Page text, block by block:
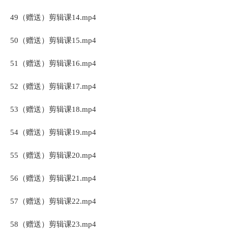
49（赠送）剪辑课14.mp4
50（赠送）剪辑课15.mp4
51（赠送）剪辑课16.mp4
52（赠送）剪辑课17.mp4
53（赠送）剪辑课18.mp4
54（赠送）剪辑课19.mp4
55（赠送）剪辑课20.mp4
56（赠送）剪辑课21.mp4
57（赠送）剪辑课22.mp4
58（赠送）剪辑课23.mp4